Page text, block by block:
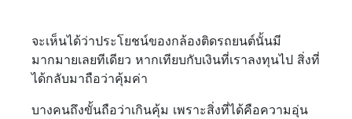
จะเห็นได้ว่าประโยชน์ของกล้องติดรถยนต์นั้นมี
มากมายเลยทีเดียว หากเทียบกับเงินที่เราลงทุนไป สิ่งที่
ได้กลับมาถือว่าคุ้มค่า
บางคนถึงขั้นถือว่าเกินคุ้ม เพราะสิ่งที่ได้คือความอุ่น